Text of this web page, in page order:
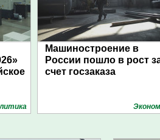
Машиностроение в
России пошло в рост
счет госзаказа